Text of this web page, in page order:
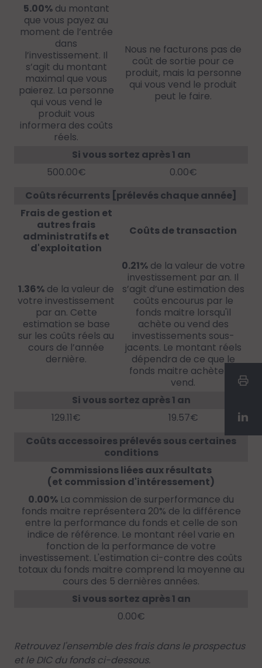
5.00%du montant
que vous payez au
moment de l’entrée
dans
l’investissement. Il
s’agit du montant
maximal que vous
paierez. La personne
qui vous vend le
produit vous
informera des coûts
réels.
Nous ne facturons pas de
coût de sortie pour ce
produit, mais la personne
qui vous vend le produit
peut le faire.
Si vous sortez après 1 an
500.00€
0.00€
Coûts récurrents [prélevés chaque année]
Frais de gestion et
autres frais
administratifs et
d'exploitation
Coûts de transaction
1.36% de la valeur de
votre investissement
par an. Cette
estimation se base
sur les coûts réels au
cours de l’année
dernière.
0.21%de la valeur de votre
investissement par an. Il
s’agit d’une estimation des
coûts encourus par le
fonds maitre lorsqu'il
achète ou vend des
investissements sous-
jacents. Le montant réels
dépendra de ce que le
fonds maitre achète ou
vend.
Si vous sortez après 1 an
129.11€
19.57€
Coûts accessoires prélevés sous certaines
conditions
Commissions liées aux résultats
(et commission d'intéressement)
0.00% La commission de surperformance du
fonds maitre représentera 20% de la différence
entre la performance du fonds et celle de son
indice de référence. Le montant réel varie en
fonction de la performance de votre
investissement. L'estimation ci-contre des coûts
totaux du fonds maitre comprend la moyenne au
cours des 5 dernières années.
Si vous sortez après 1 an
0.00€
Retrouvez l'ensemble des frais dans le prospectus
et le DIC du fonds ci-dessous.